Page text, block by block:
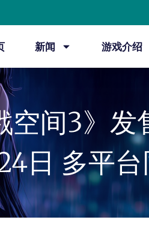
新闻 游戏介绍
空间3》发
日 多平